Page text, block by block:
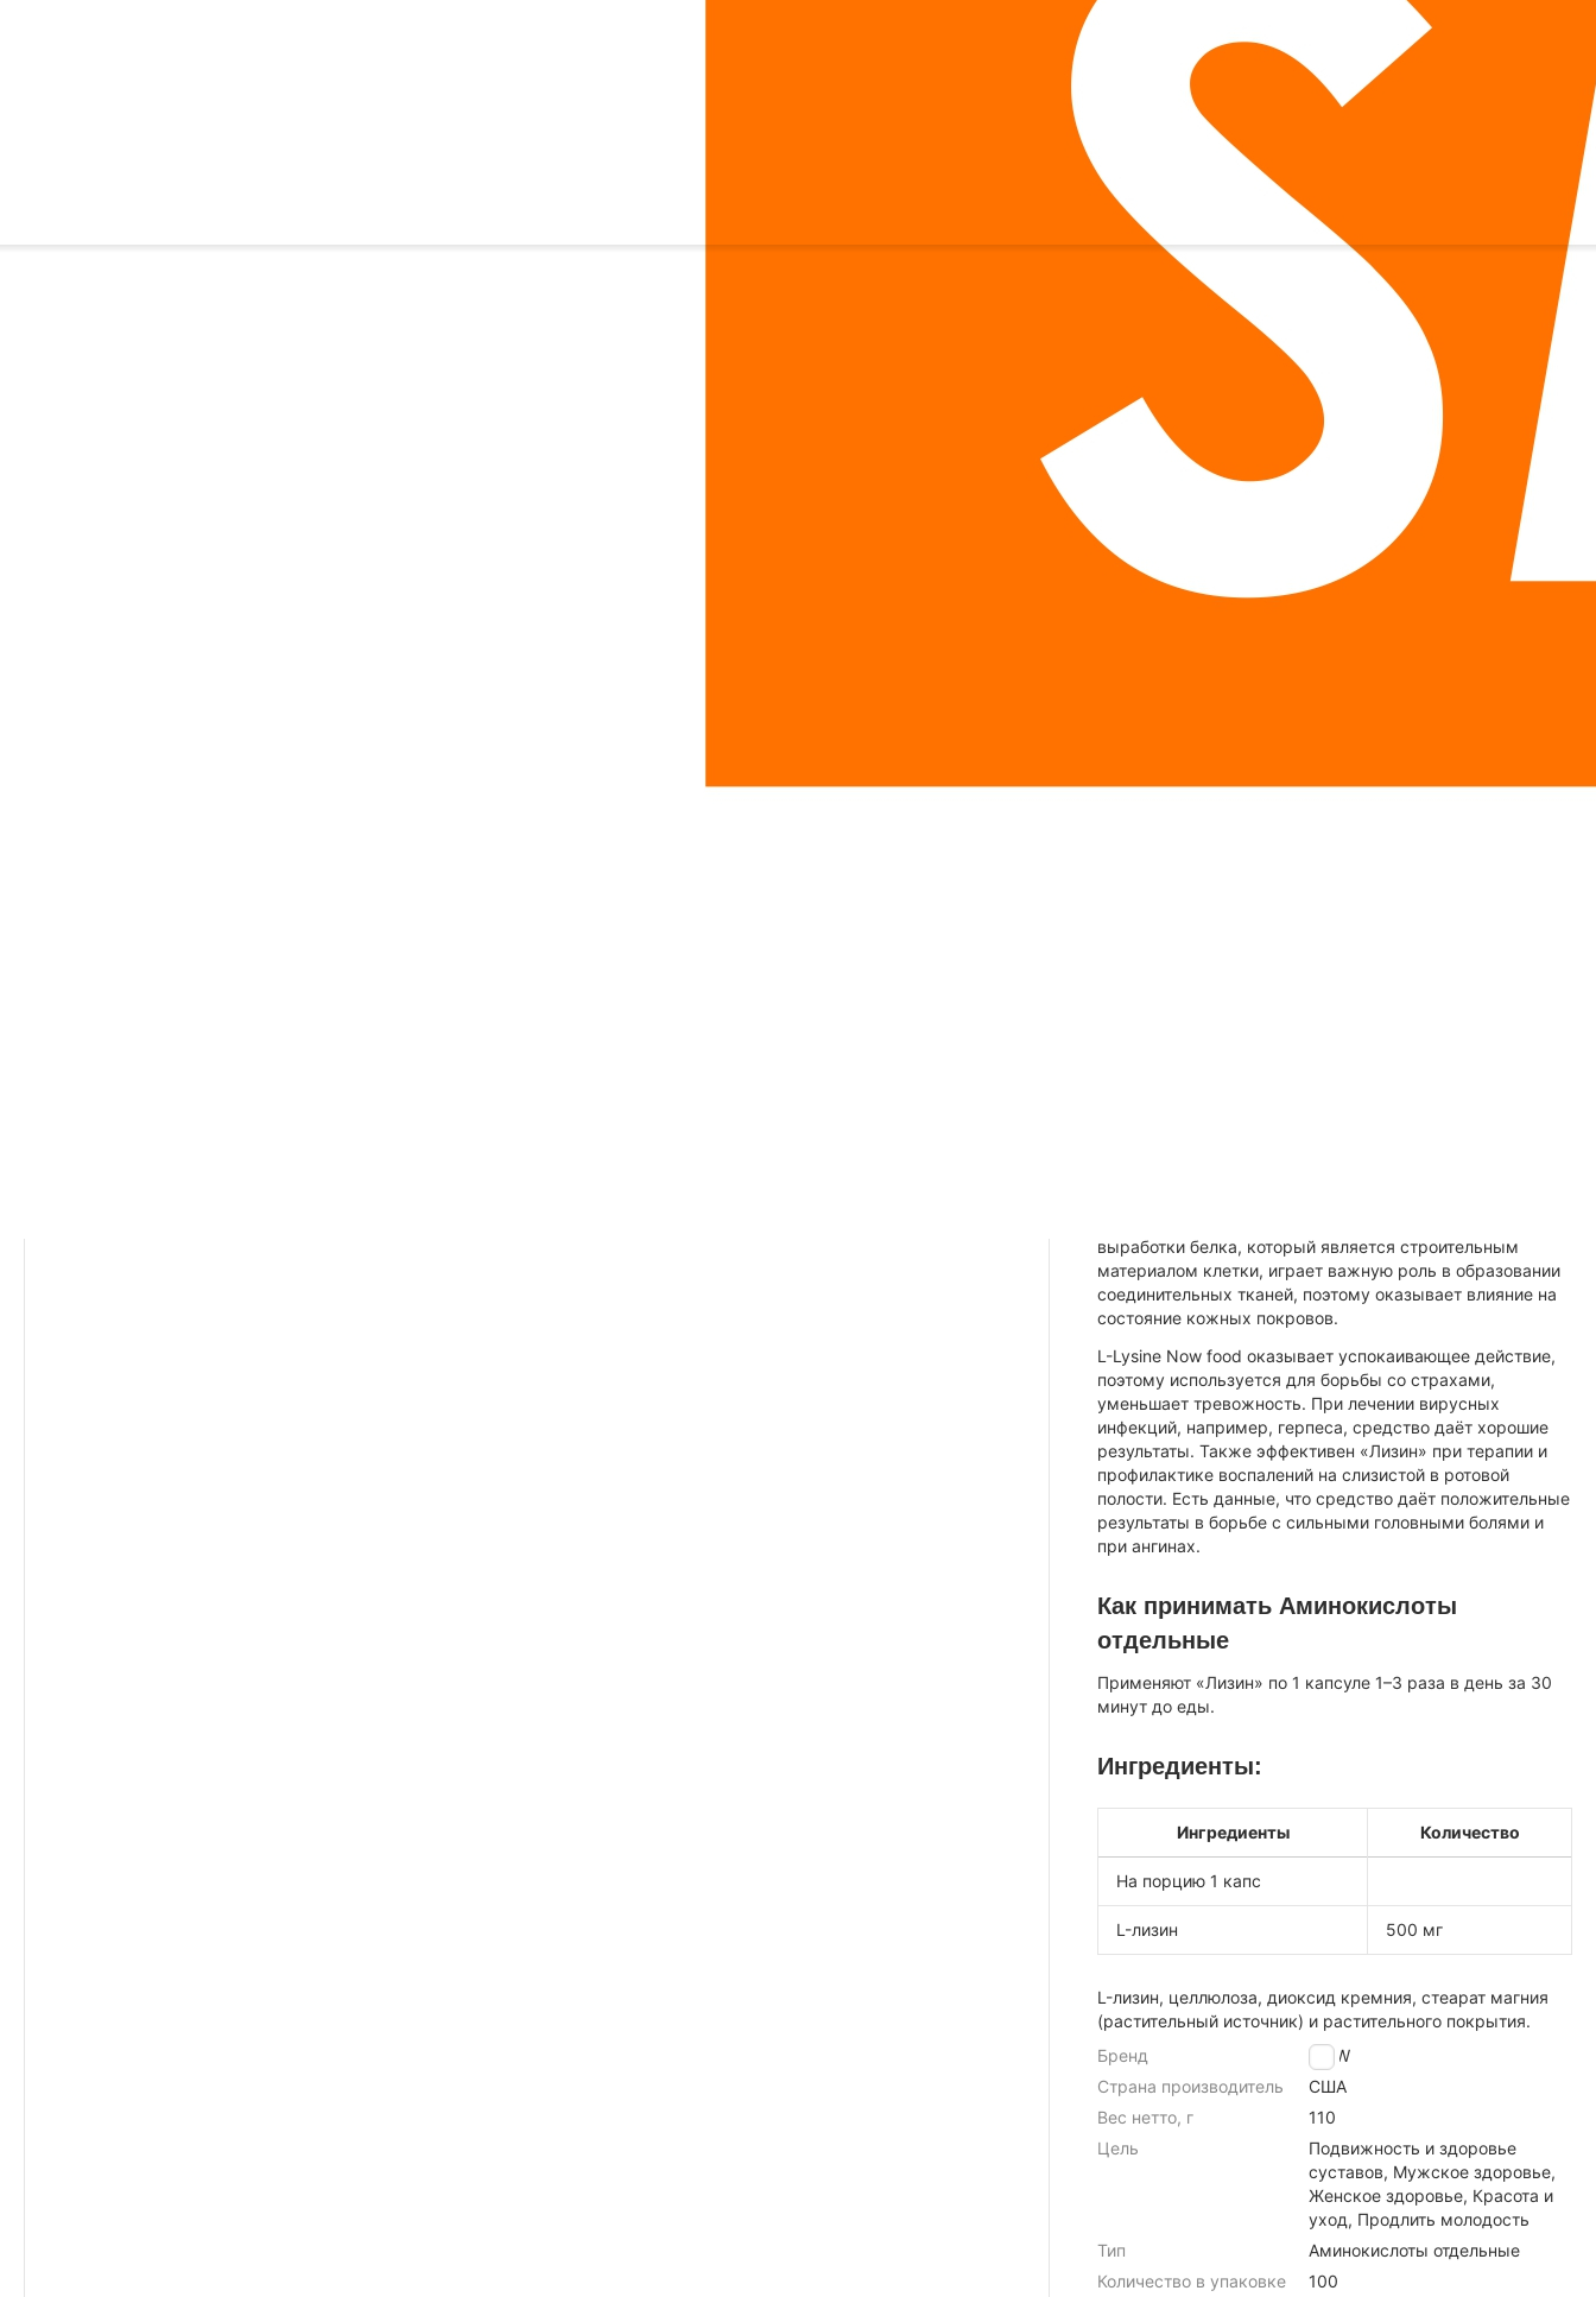
выработки белка, который является строительным
материалом клетки, играет важную роль в образовании
соединительных тканей, поэтому оказывает влияние на
состояние кожных покровов.
L-Lysine Now food оказывает успокаивающее действие,
поэтому используется для борьбы со страхами,
уменьшает тревожность. При лечении вирусных
инфекций, например, герпеса, средство даёт хорошие
результаты. Также эффективен «Лизин» при терапии и
профилактике воспалений на слизистой в ротовой
полости. Есть данные, что средство даёт положительные
результаты в борьбе с сильными головными болями и
при ангинах.
Как принимать Аминокислоты
отдельные
Применяют «Лизин» по 1 капсуле 1–3 раза в день за 30
минут до еды.
Ингредиенты:
Ингредиенты Количество
На порцию 1 капс
L-лизин 500 мг
L-лизин, целлюлоза, диоксид кремния, стеарат магния
(растительный источник) и растительного покрытия.
Бренд
NOW
Страна производитель
США
Вес нетто, г
110
Цель
Подвижность и здоровье
суставов, Мужское здоровье,
Женское здоровье, Красота и
уход, Продлить молодость
Тип
Аминокислоты отдельные
Количество в упаковке
100